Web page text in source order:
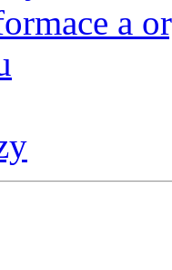
a